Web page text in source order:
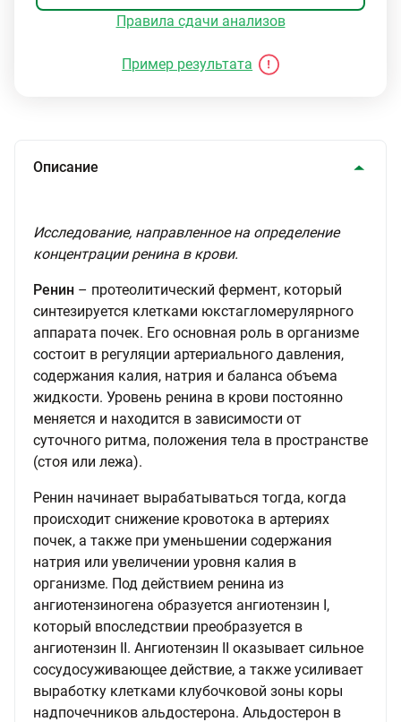
Правила сдачи анализов
Пример результата
Описание
Исследование, направленное на определение
концентрации ренина в крови.
Ренин – протеолитический фермент, который
синтезируется клетками юкстагломерулярного
аппарата почек. Его основная роль в организме
состоит в регуляции артериального давления,
содержания калия, натрия и баланса объема
жидкости. Уровень ренина в крови постоянно
меняется и находится в зависимости от
суточного ритма, положения тела в пространстве
(стоя или лежа).
Ренин начинает вырабатываться тогда, когда
происходит снижение кровотока в артериях
почек, а также при уменьшении содержания
натрия или увеличении уровня калия в
организме. Под действием ренина из
ангиотензиногена образуется ангиотензин I,
который впоследствии преобразуется в
ангиотензин II. Ангиотензин II оказывает сильное
сосудосуживающее действие, а также усиливает
выработку клетками клубочковой зоны коры
надпочечников альдостерона. Альдостерон в